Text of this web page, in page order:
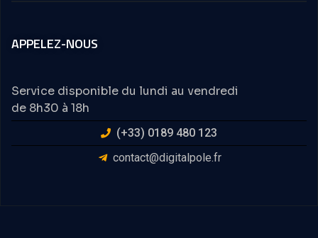
APPELEZ-NOUS
Service disponible du lundi au vendredi
de 8h30 à 18h
(+33) 0189 480 123
contact@digitalpole.fr